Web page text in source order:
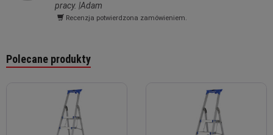
pracy. |Adam
Recenzja potwierdzona zamówieniem.
Polecane produkty